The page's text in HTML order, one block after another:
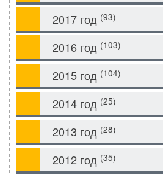
2017 год (93)
2016 год (103)
2015 год (104)
2014 год (25)
2013 год (28)
2012 год (35)